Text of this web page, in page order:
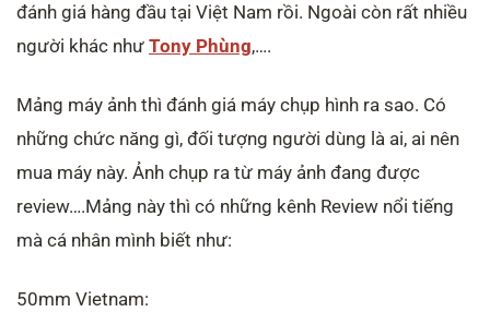
đánh giá hàng đầu tại Việt Nam rồi. Ngoài còn rất nhiều
người khác như Tony Phùng,….
Mảng máy ảnh thì đánh giá máy chụp hình ra sao. Có
những chức năng gì, đối tượng người dùng là ai, ai nên
mua máy này. Ảnh chụp ra từ máy ảnh đang được
review….Mảng này thì có những kênh Review nổi tiếng
mà cá nhân mình biết như:
50mm Vietnam: